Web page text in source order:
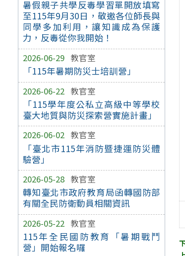
暑假親子共學反毒學習單開放填寫
至115年9月30日，敬邀各位師長與
同學多加利用，讓知識成為保護
力，反毒從你我開始！
2026-06-29 教官室
「115年暑期防災士培訓營」
2026-06-22 教官室
「115學年度公私立高級中等學校
臺大地質與防災探索營實施計畫」
2026-06-02 教官室
「臺北市115年消防暨捷運防災體
驗營」
2026-05-28 教官室
轉知臺北市政府教育局函轉國防部
有關全民防衛動員相關資訊
2026-05-22 教官室
115年全民國防教育「暑期戰鬥
營」開始報名囉